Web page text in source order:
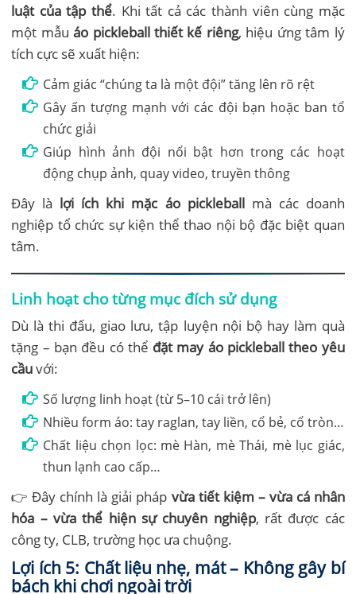
luật của tập thể. Khi tất cả các thành viên cùng mặc
một mẫuáo pickleball thiết kế riêng, hiệu ứng tâm lý
tích cực sẽ xuất hiện:
Cảm giác “chúng ta là một đội” tăng lên rõ rệt
Gây ấn tượng mạnh với các đội bạn hoặc ban tổ
chức giải
Giúp hình ảnh đội nổi bật hơn trong các hoạt
động chụp ảnh, quay video, truyền thông
Đây là lợi ích khi mặc áo pickleballmà các doanh
nghiệp tổ chức sự kiện thể thao nội bộ đặc biệt quan
tâm.
Linh hoạt cho từng mục đích sử dụng
Dù là thi đấu, giao lưu, tập luyện nội bộ hay làm quà
tặng – bạn đều có thể đặt may áo pickleball theo yêu
cầuvới:
Số lượng linh hoạt (từ 5–10 cái trở lên)
Nhiều form áo: tay raglan, tay liền, cổ bẻ, cổ tròn…
Chất liệu chọn lọc: mè Hàn, mè Thái, mè lục giác,
thun lạnh cao cấp…
👉 Đây chính là giải pháp vừa tiết kiệm – vừa cá nhân
hóa – vừa thể hiện sự chuyên nghiệp, rất được các
công ty, CLB, trường học ưa chuộng.
Lợi ích 5: Chất liệu nhẹ, mát – Không gây bí
bách khi chơi ngoài trời